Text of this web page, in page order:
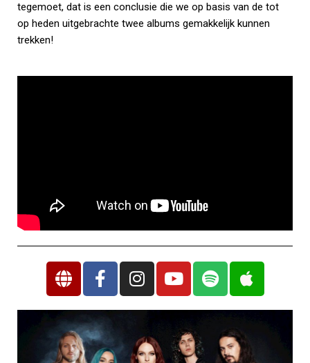
tegemoet, dat is een conclusie die we op basis van de tot
op heden uitgebrachte twee albums gemakkelijk kunnen
trekken!